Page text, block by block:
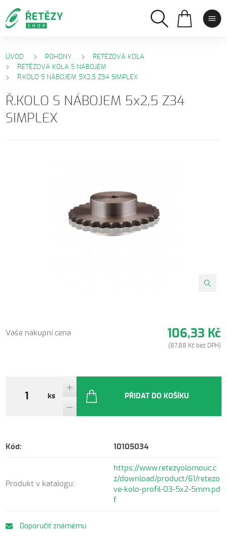
ÚVOD POHONY
ŘETĚZOVÁ KOLA
ŘETĚZOVÁ KOLA S NÁBOJEM
Ř.KOLO S NÁBOJEM 5X2,5 Z34 SIMPLEX
Ř.KOLO S NÁBOJEM 5x2,5 Z34
SIMPLEX
Vaše nákupní cena 106,33 Kč
(87,88 Kč bez DPH)
ks PŘIDAT DO KOŠÍKU
Kód: 10105034
Produkt v katalogu:
https://www.retezyolomouc.c
z/download/product/61/retezo
ve-kolo-profil-03-5x2-5mm.pd
f
Doporučit známému